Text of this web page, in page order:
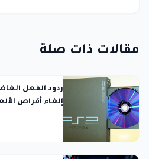
مقالات ذات صلة
إلغاء أقراص